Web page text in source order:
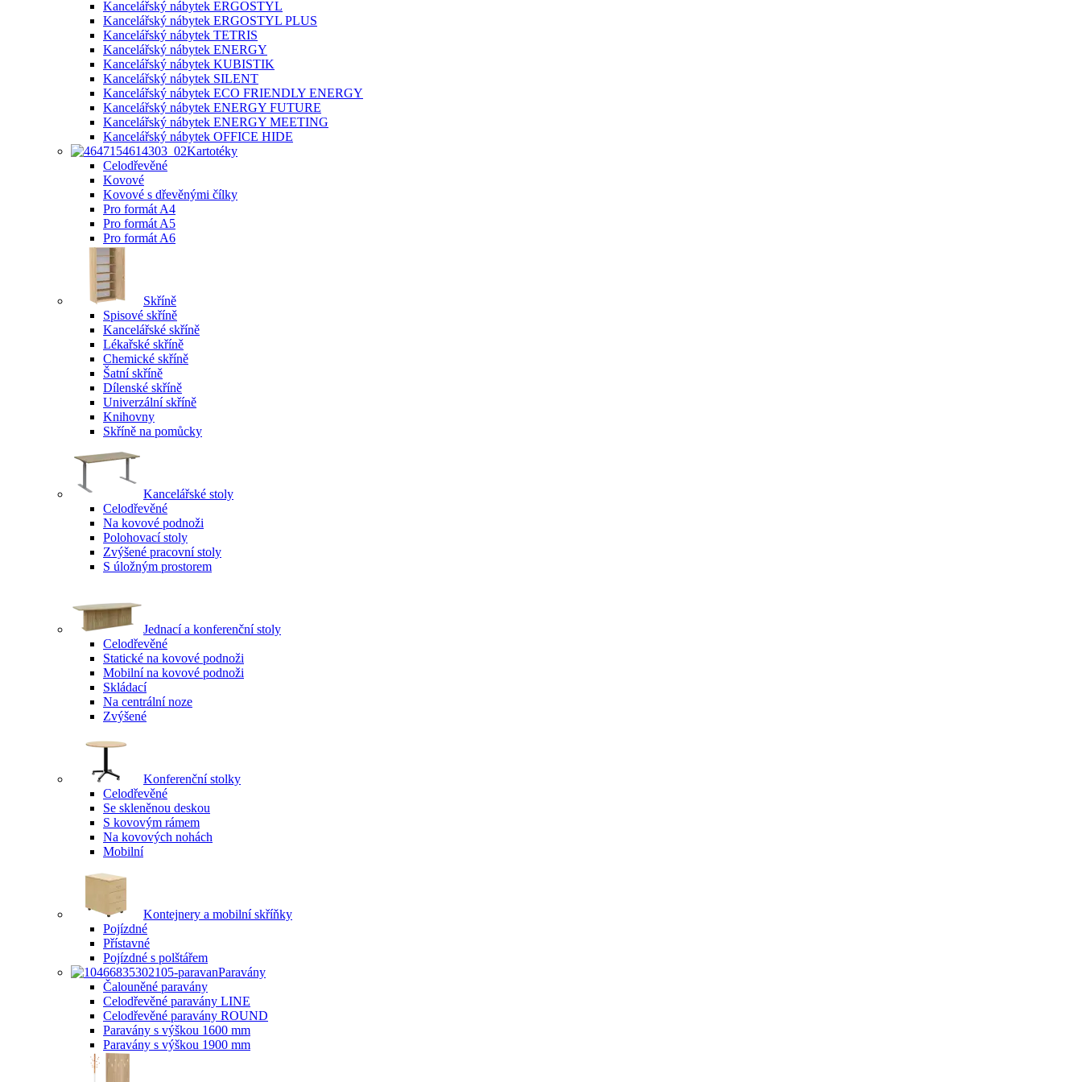
Kancelářský nábytek ERGOSTYL
Kancelářský nábytek ERGOSTYL PLUS
Kancelářský nábytek TETRIS
Kancelářský nábytek ENERGY
Kancelářský nábytek KUBISTIK
Kancelářský nábytek SILENT
Kancelářský nábytek ECO FRIENDLY ENERGY
Kancelářský nábytek ENERGY FUTURE
Kancelářský nábytek ENERGY MEETING
Kancelářský nábytek OFFICE HIDE
Kartotéky
Celodřevěné
Kovové
Kovové s dřevěnými čílky
Pro formát A4
Pro formát A5
Pro formát A6
Skříně
Spisové skříně
Kancelářské skříně
Lékařské skříně
Chemické skříně
Šatní skříně
Dílenské skříně
Univerzální skříně
Knihovny
Skříně na pomůcky
Kancelářské stoly
Celodřevěné
Na kovové podnoži
Polohovací stoly
Zvýšené pracovní stoly
S úložným prostorem
Jednací a konferenční stoly
Celodřevěné
Statické na kovové podnoži
Mobilní na kovové podnoži
Skládací
Na centrální noze
Zvýšené
Konferenční stolky
Celodřevěné
Se skleněnou deskou
S kovovým rámem
Na kovových nohách
Mobilní
Kontejnery a mobilní skříňky
Pojízdné
Přístavné
Pojízdné s polštářem
Paravány
Čalouněné paravány
Celodřevěné paravány LINE
Celodřevěné paravány ROUND
Paravány s výškou 1600 mm
Paravány s výškou 1900 mm